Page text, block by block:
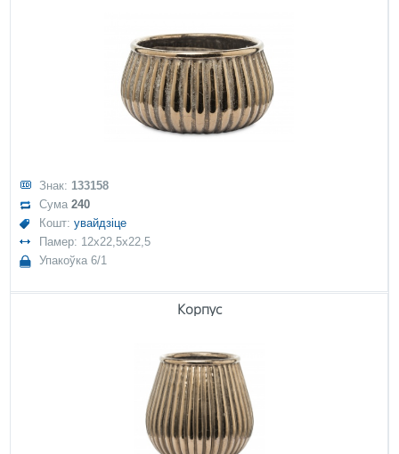
Знак: 133158
Сума240
Кошт:увайдзіце
Памер: 12x22,5x22,5
Упакоўка 6/1
Корпус